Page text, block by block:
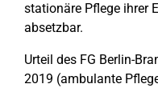
stationäre Pflege ihrer
absetzbar.
Urteil des FG Berlin-
2019 (ambulante